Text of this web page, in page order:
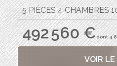
5 PIÈCES 4 CHAMBRES
492 560 €dont
VOIR